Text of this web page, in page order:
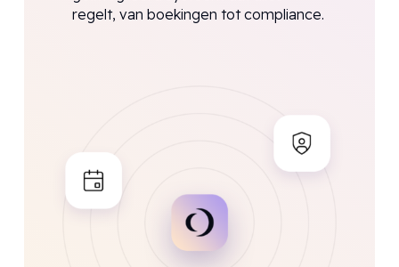
regelt, van boekingen tot compliance.